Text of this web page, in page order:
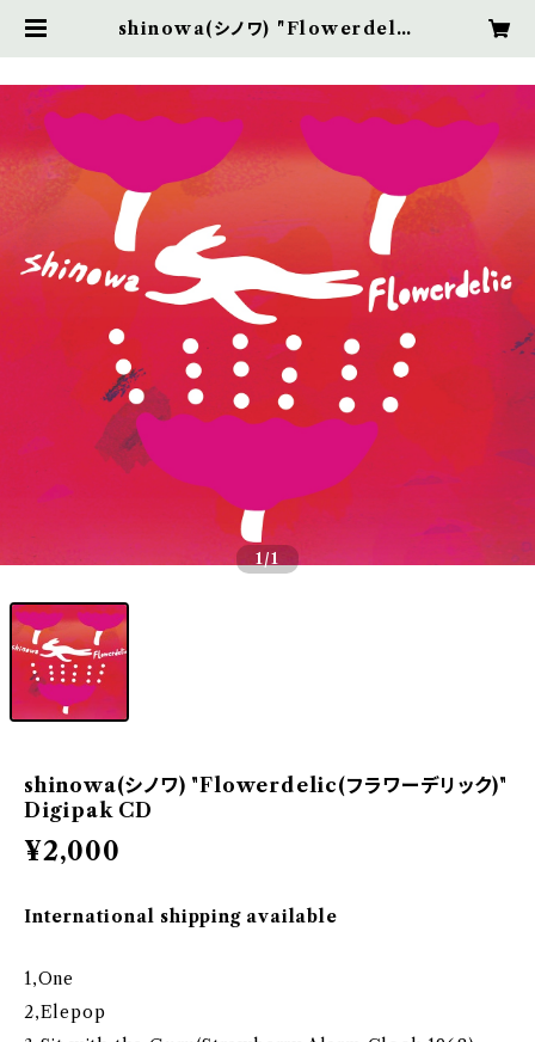
shinowa(シノワ) "Flowerdelic
1/1
shinowa(シノワ) "Flowerdelic(フラワーデリック)"
Digipak CD
¥2,000
International shipping available
1,One
2,Elepop